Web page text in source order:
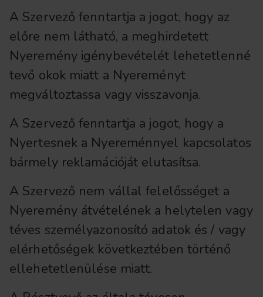
A Szervező fenntartja a jogot, hogy az
előre nem látható, a meghirdetett
Nyeremény igénybevételét lehetetlenné
tevő okok miatt a Nyereményt
megváltoztassa vagy visszavonja.
A Szervező fenntartja a jogot, hogy a
Nyertesnek a Nyereménnyel kapcsolatos
bármely reklamációját elutasítsa.
A Szervező nem vállal felelősséget a
Nyeremény átvételének a helytelen vagy
téves személyazonosító adatok és / vagy
elérhetőségek következtében történő
ellehetetlenülése miatt.